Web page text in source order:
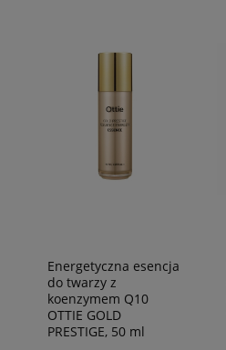
Energetyczna esencja
do twarzy z
koenzymem Q10
OTTIE GOLD
PRESTIGE, 50 ml